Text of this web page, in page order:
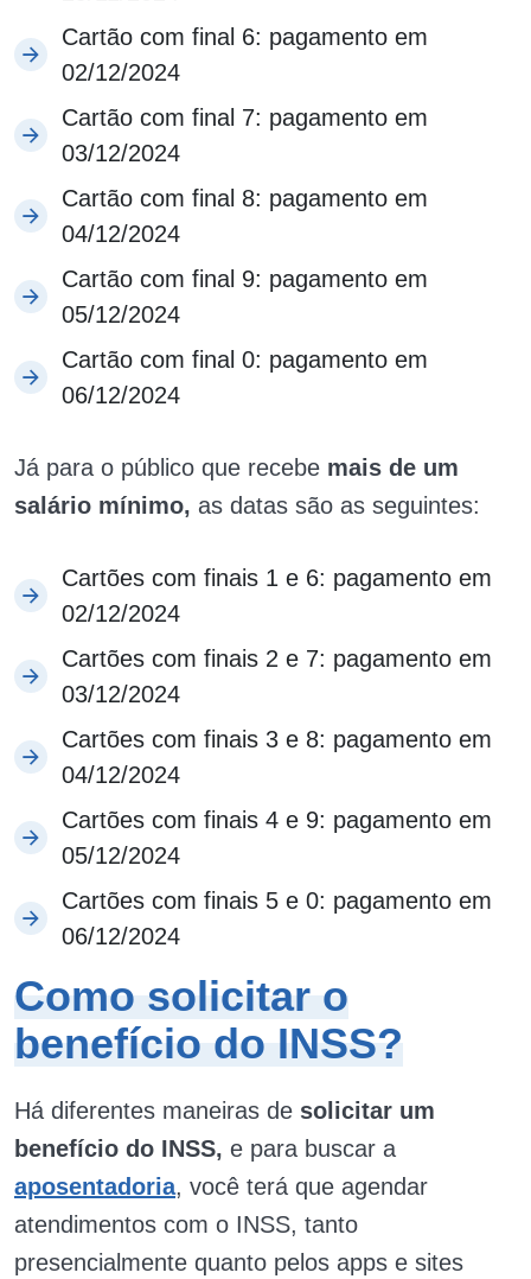
Cartão com final 6: pagamento em
02/12/2024
Cartão com final 7: pagamento em
03/12/2024
Cartão com final 8: pagamento em
04/12/2024
Cartão com final 9: pagamento em
05/12/2024
Cartão com final 0: pagamento em
06/12/2024
Já para o público que recebe mais de um
salário mínimo, as datas são as seguintes:
Cartões com finais 1 e 6: pagamento em
02/12/2024
Cartões com finais 2 e 7: pagamento em
03/12/2024
Cartões com finais 3 e 8: pagamento em
04/12/2024
Cartões com finais 4 e 9: pagamento em
05/12/2024
Cartões com finais 5 e 0: pagamento em
06/12/2024
Como solicitar o
benefício do INSS?
Há diferentes maneiras de solicitar um
benefício do INSS, e para buscar a
aposentadoria, você terá que agendar
atendimentos com o INSS, tanto
presencialmente quanto pelos apps e sites